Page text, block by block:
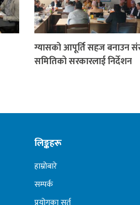
ग्यासको आपूर्ति सहज बनाउन
समितिको सरकारलाई निर्देशन
लिङ्कहरू
हाम्रोबारे
सम्पर्क